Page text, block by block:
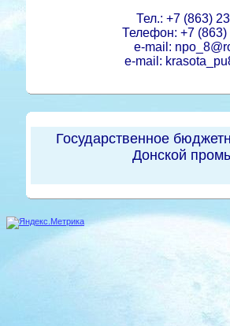
Тел.: +7 (863)
Телефон: +7 (863)
e-mail:
e-mail:
Государственное
Донской